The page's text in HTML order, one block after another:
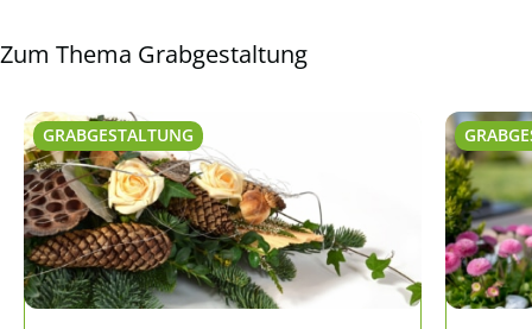
Zum Thema Grabgestaltung
GRABGESTALTUNG